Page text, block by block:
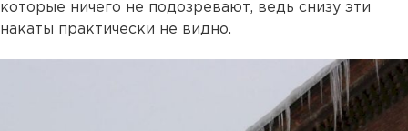
которые ничего не подозревают, ведь снизу эти
накаты практически не видно.